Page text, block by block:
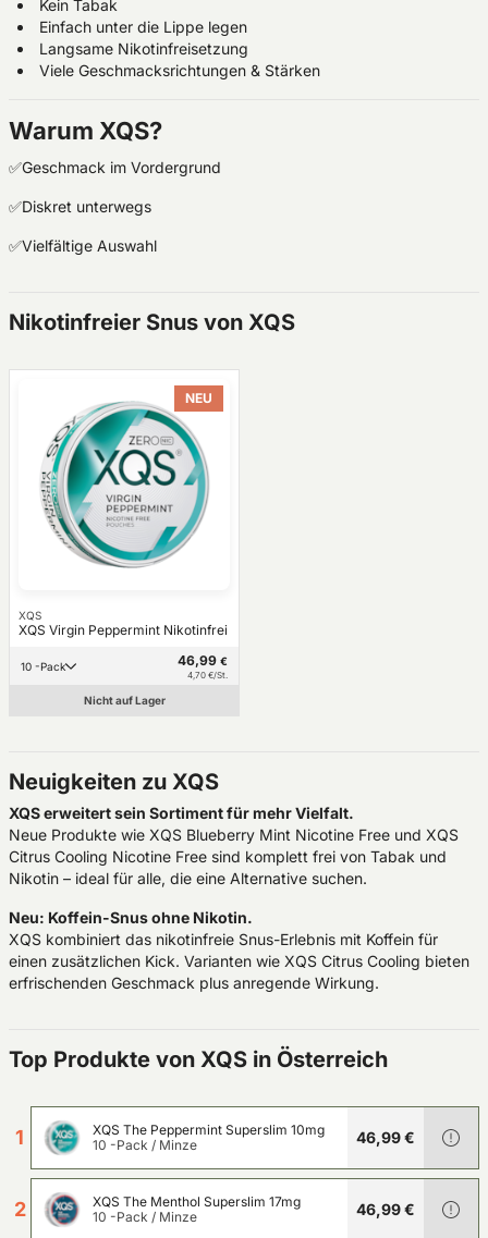
Kein Tabak
Einfach unter die Lippe legen
Langsame Nikotinfreisetzung
Viele Geschmacksrichtungen & Stärken
Warum XQS?
✅Geschmack im Vordergrund
✅Diskret unterwegs
✅Vielfältige Auswahl
Nikotinfreier Snus von XQS
NEU
XQS
XQS Virgin Peppermint Nikotinfrei
10 -Pack 46,99 €
4,70 €/St.
Nicht auf Lager
Neuigkeiten zu XQS
XQS erweitert sein Sortiment für mehr Vielfalt.
Neue Produkte wie XQS Blueberry Mint Nicotine Free und XQS
Citrus Cooling Nicotine Free sind komplett frei von Tabak und
Nikotin – ideal für alle, die eine Alternative suchen.
Neu: Koffein-Snus ohne Nikotin.
XQS kombiniert das nikotinfreie Snus-Erlebnis mit Koffein für
einen zusätzlichen Kick. Varianten wie XQS Citrus Cooling bieten
erfrischenden Geschmack plus anregende Wirkung.
Top Produkte von XQS in Österreich
1
XQS The Peppermint Superslim 10mg
10 -Pack / Minze 46,99 €
2
XQS The Menthol Superslim 17mg
10 -Pack / Minze 46,99 €